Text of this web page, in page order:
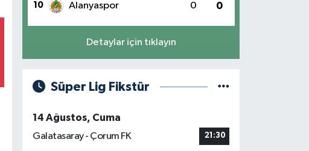
10 Alanyaspor 0 0
Detaylar için tıklayın
Süper Lig Fikstür
14 Ağustos, Cuma
Galatasaray - Çorum FK
21:30